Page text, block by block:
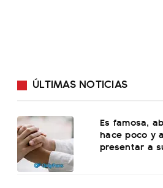
ÚLTIMAS NOTICIAS
Es famosa,
hace poco y
presentar a